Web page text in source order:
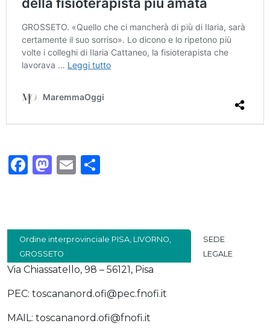
Facebook
Mastodon
Email
Ordine interprovinciale PISA, LIVORNO,
GROSSETO
SEDE
LEGALE
Via Chiassatello, 98 – 56121, Pisa
PEC: toscananord.ofi@pec.fnofi.it
MAIL: toscananord.ofi@fnofi.it